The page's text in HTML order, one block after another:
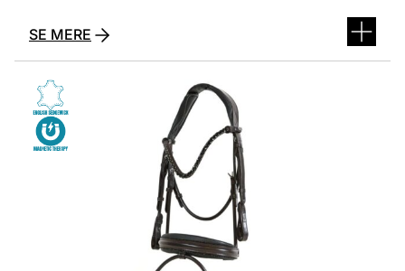
SE MERE
vare
har
flere
varianter.
Mulighederne